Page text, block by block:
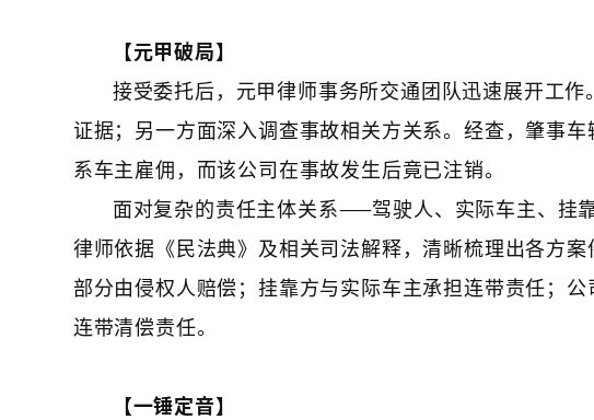
【元甲破局】
接受委托后，元甲律师事务所交通团队迅速展开工
证据；另一方面深入调查事故相关方关系。经查，肇事
系车主雇佣，而该公司在事故发生后竟已注销。
面对复杂的责任主体关系——驾驶人、实际车主、挂
律师依据《民法典》及相关司法解释，清晰梳理出各方
部分由侵权人赔偿；挂靠方与实际车主承担连带责任；
连带清偿责任。
【一锤定音】